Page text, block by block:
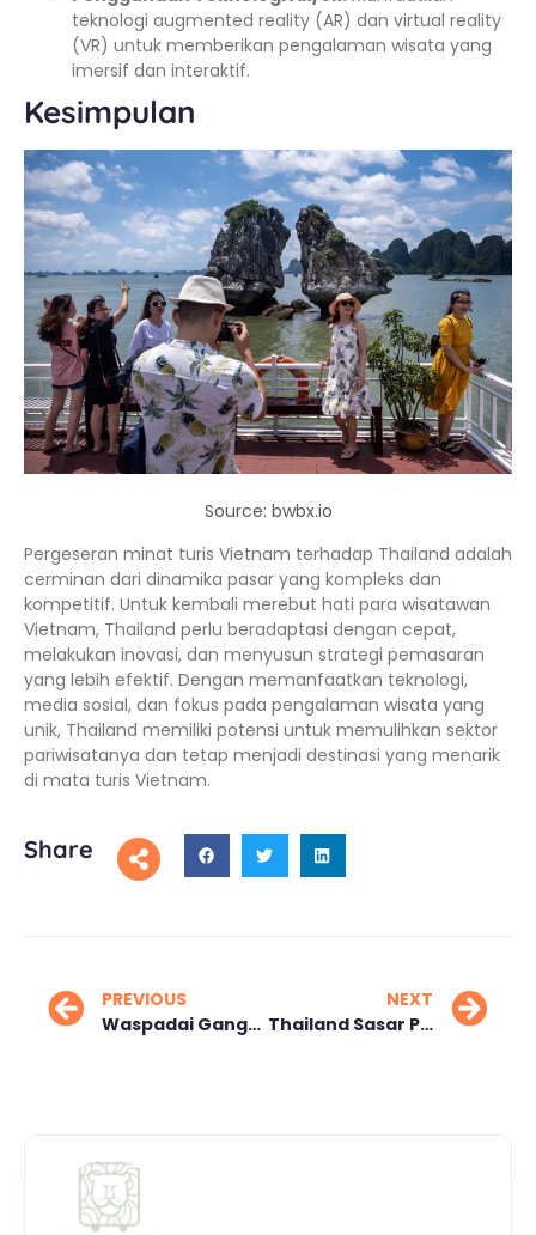
teknologi augmented reality (AR) dan virtual reality
(VR) untuk memberikan pengalaman wisata yang
imersif dan interaktif.
Kesimpulan
Source: bwbx.io
Pergeseran minat turis Vietnam terhadap Thailand adalah
cerminan dari dinamika pasar yang kompleks dan
kompetitif. Untuk kembali merebut hati para wisatawan
Vietnam, Thailand perlu beradaptasi dengan cepat,
melakukan inovasi, dan menyusun strategi pemasaran
yang lebih efektif. Dengan memanfaatkan teknologi,
media sosial, dan fokus pada pengalaman wisata yang
unik, Thailand memiliki potensi untuk memulihkan sektor
pariwisatanya dan tetap menjadi destinasi yang menarik
di mata turis Vietnam.
Share
PREVIOUS
Waspadai Gangguan Layang-layang di Jalur Whoosh Gandeng Polisi
NEXT
Thailand Sasar Pasar Baru Sertifikasi Hotel Ramah Muslim Jadi Fokus Utama